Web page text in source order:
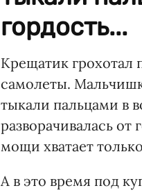
гордость...
Крещатик грохотал
самолеты.
тыкали пальцами в
разворачивалась
мощи хватает
А в это время под